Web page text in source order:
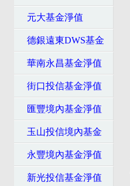
元大基金淨值
德銀遠東DWS基金
華南永昌基金淨值
街口投信基金淨值
匯豐境內基金淨值
玉山投信境內基金
永豐境內基金淨值
新光投信基金淨值